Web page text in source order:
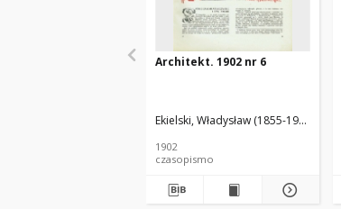
Architekt. 1902 nr 6
Ekielski, Władysław (1855-1927). Red.
1902
czasopismo